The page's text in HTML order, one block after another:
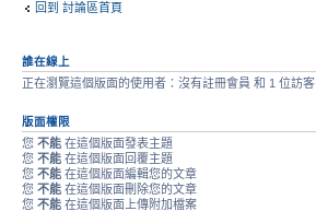
回到 討論區首頁
誰在線上
正在瀏覽這個版面的使用者：沒有註冊會員 和 1 位訪客
版面權限
您 不能 在這個版面發表主題
您 不能 在這個版面回覆主題
您 不能 在這個版面編輯您的文章
您 不能 在這個版面刪除您的文章
您 不能 在這個版面上傳附加檔案